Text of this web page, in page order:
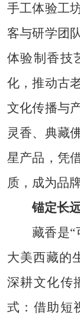
手工体验工
客与研学团
体验制香技
化，推动古
文化传播与
灵香、典藏
星产品，凭
质，成为品
锚定长
藏香是“
大美西藏的
深耕文化传
式：借助短